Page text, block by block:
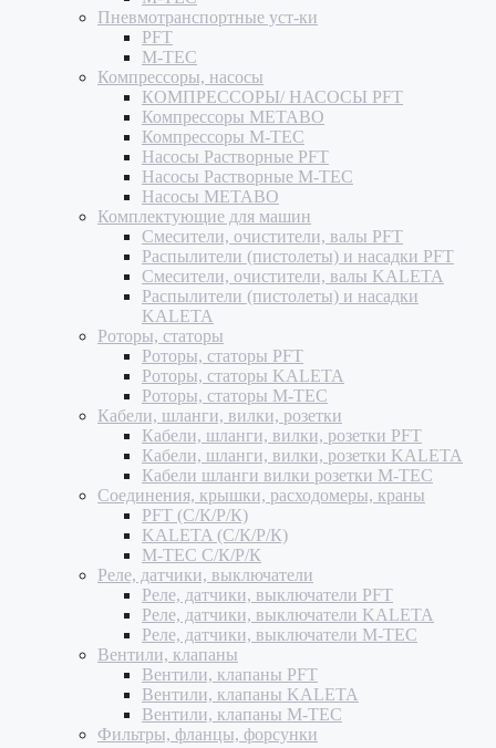
Пневмотранспортные уст-ки
PFT
M-TEC
Компрессоры, насосы
КОМПРЕССОРЫ/ НАСОСЫ PFT
Компрессоры METABO
Компрессоры M-TEC
Насосы Растворные PFT
Насосы Растворные M-TEC
Насосы METABO
Комплектующие для машин
Смесители, очистители, валы PFT
Распылители (пистолеты) и насадки PFT
Смесители, очистители, валы KALETA
Распылители (пистолеты) и насадки
KALETA
Роторы, статоры
Роторы, статоры PFT
Роторы, статоры KALETA
Роторы, статоры M-TEC
Кабели, шланги, вилки, розетки
Кабели, шланги, вилки, розетки PFT
Кабели, шланги, вилки, розетки KALETA
Кабели шланги вилки розетки M-TEC
Соединения, крышки, расходомеры, краны
PFT (С/К/Р/К)
KALETA (С/К/Р/К)
M-TEC С/К/Р/К
Реле, датчики, выключатели
Реле, датчики, выключатели PFT
Реле, датчики, выключатели KALETA
Реле, датчики, выключатели M-TEC
Вентили, клапаны
Вентили, клапаны PFT
Вентили, клапаны KALETA
Вентили, клапаны M-TEC
Фильтры, фланцы, форсунки